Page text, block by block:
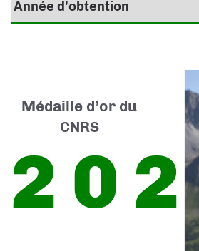
Médaille d’or du
CNRS